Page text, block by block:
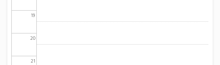
19
20
21